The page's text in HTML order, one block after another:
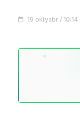
19 oktyabr / 10:14